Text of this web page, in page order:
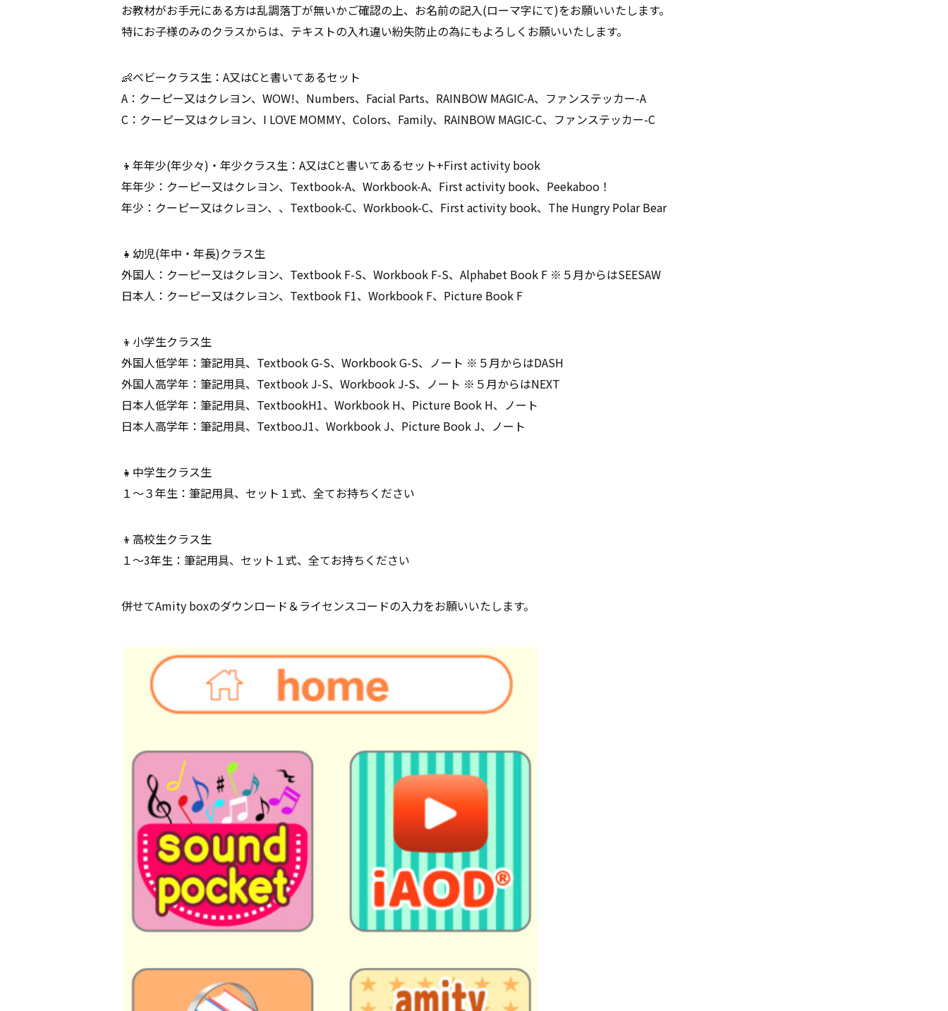
お教材がお手元にある方は乱調落丁が無いかご確認の上、お名前の記入(ローマ字にて)をお願いいたします。
特にお子様のみのクラスからは、テキストの入れ違い紛失防止の為にもよろしくお願いいたします。
👶ベビークラス生：A又はCと書いてあるセット
A：クーピー又はクレヨン、WOW!、Numbers、Facial Parts、RAINBOW MAGIC-A、ファンステッカー-A
C：クーピー又はクレヨン、I LOVE MOMMY、Colors、Family、RAINBOW MAGIC-C、ファンステッカー-C
👦年年少(年少々)・年少クラス生：A又はCと書いてあるセット+First activity book
年年少：クーピー又はクレヨン、Textbook-A、Workbook-A、First activity book、Peekaboo！
年少：クーピー又はクレヨン、、Textbook-C、Workbook-C、First activity book、The Hungry Polar Bear
👧幼児(年中・年長)クラス生
外国人：クーピー又はクレヨン、Textbook F-S、Workbook F-S、Alphabet Book F ※５月からはSEESAW
日本人：クーピー又はクレヨン、Textbook F1、Workbook F、Picture Book F
👦小学生クラス生
外国人低学年：筆記用具、Textbook G-S、Workbook G-S、ノート ※５月からはDASH
外国人高学年：筆記用具、Textbook J-S、Workbook J-S、ノート ※５月からはNEXT
日本人低学年：筆記用具、TextbookH1、Workbook H、Picture Book H、ノート
日本人高学年：筆記用具、TextbooJ1、Workbook J、Picture Book J、ノート
👧中学生クラス生
１～３年生：筆記用具、セット１式、全てお持ちください
👦高校生クラス生
１～3年生：筆記用具、セット１式、全てお持ちください
併せてAmity boxのダウンロード＆ライセンスコードの入力をお願いいたします。